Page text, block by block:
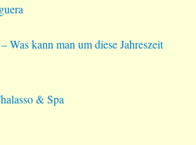
Was kann man um diese Jahreszeit
& Spa